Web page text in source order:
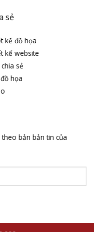
sẻ
kế đồ họa
kế website
sẻ
họa
bản bản tin của